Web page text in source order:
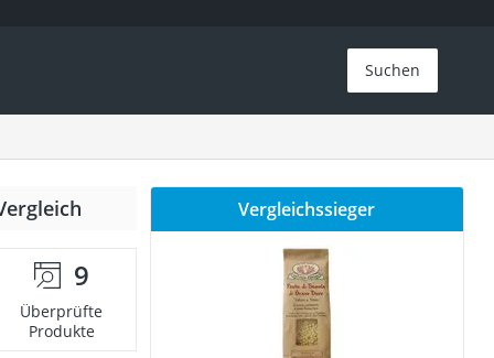
Suchen
9
Überprüfte
Produkte
Vergleichssieger